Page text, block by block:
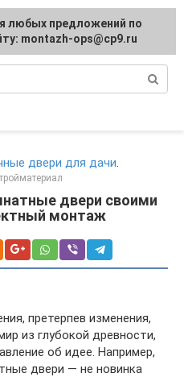
двери для дачи.
двери своими
монтаж
претерпев изменения,
из глубокой древности,
об идее. Например,
двери — не новинка
любых предложений по
montazh-ops@cp9.ru